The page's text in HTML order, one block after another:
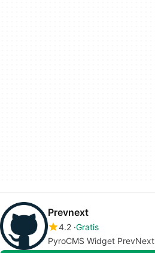
Prevnext
4.2 Gratis
PyroCMS Widget PrevNext